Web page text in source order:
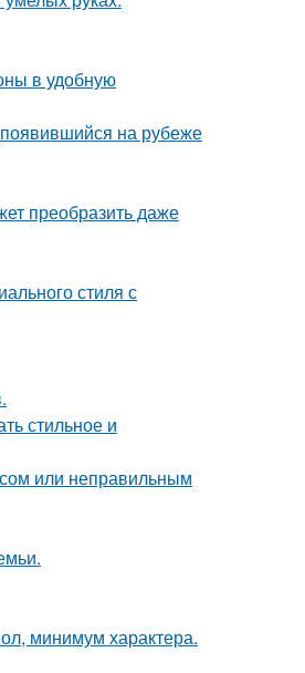
в удобную
на рубеже
преобразить даже
стиля с
стильное и
или неправильным
минимум характера.